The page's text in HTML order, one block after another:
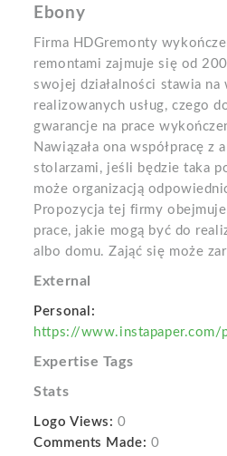
Ebony
Firma HDGremonty
remontami zajmuje się od
swojej działalności stawia na
realizowanych usług, czego
gwarancje na prace
Nawiązała ona współpracę z
stolarzami, jeśli będzie taka
może organizacją
Propozycja tej firmy
prace, jakie mogą być do
albo domu. Zająć się może
External
Personal:
https://www.instapaper.com/
Expertise Tags
Stats
Logo Views: 0
Comments Made: 0